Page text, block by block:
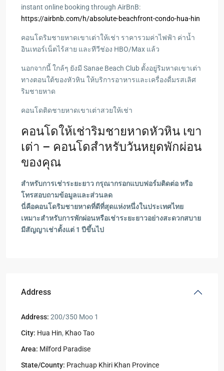
instant online booking through AirBnB:
https://airbnb.com/h/absolute-beachfront-condo-hua-hin
คอนโดริมชายหาดเขาเต่าให้เช่า ราคารวมค่าไฟฟ้า ค่าน้ำ
อินเทอร์เน็ตไร้สาย และทีวีช่อง HBO/Max แล้ว
นอกจากนี้ ใกล้ๆ ยังมี Sanae Beach Club ตั้งอยู่ริมหาดเขาเต่า
ทางตอนใต้ของหัวหิน ให้บริการอาหารและเครื่องดื่มรสเลิศ
ริมชายหาด
คอนโดติดชายหาดเขาเต่าสวยให้เช่า
คอนโดให้เช่าริมชายหาดหัวหิน เขา
เต่า – คอนโดสำหรับวันหยุดพักผ่อน
ของคุณ
สำหรับการเช่าระยะยาว กรุณากรอกแบบฟอร์มติดต่อ หรือ
โทรสอบถามข้อมูลและส่วนลด
นี่คือคอนโดริมชายหาดที่ดีที่สุดแห่งหนึ่งในประเทศไทย
เหมาะสำหรับการพักผ่อนหรือเช่าระยะยาวอย่างสะดวกสบาย
มีสัญญาเช่าตั้งแต่ 1 ปีขึ้นไป
Address
Address: 200/350 Moo 1
City: Hua Hin, Khao Tao
Area: Milford Paradise
State/County: Prachuap Khiri Khan Province